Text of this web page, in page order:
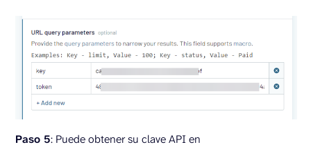
Paso 5: Puede obtener su clave API en